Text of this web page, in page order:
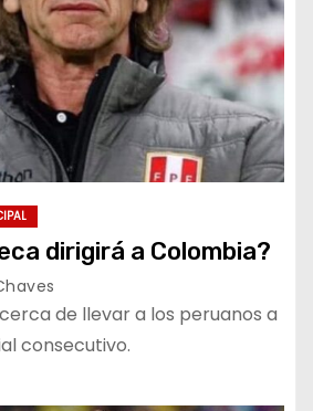
dirigirá a Colombia?
de llevar a los peruanos a
consecutivo.